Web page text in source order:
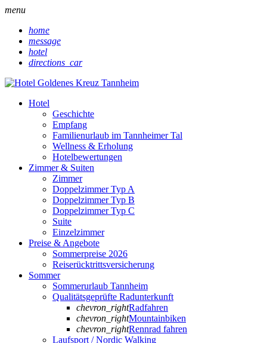
menu
home
message
hotel
directions_car
Hotel
Geschichte
Empfang
Familienurlaub im Tannheimer Tal
Wellness & Erholung
Hotelbewertungen
Zimmer & Suiten
Zimmer
Doppelzimmer Typ A
Doppelzimmer Typ B
Doppelzimmer Typ C
Suite
Einzelzimmer
Preise & Angebote
Sommerpreise 2026
Reiserücktrittsversicherung
Sommer
Sommerurlaub Tannheim
Qualitätsgeprüfte Radunterkunft
chevron_rightRadfahren
chevron_rightMountainbiken
chevron_rightRennrad fahren
Laufsport / Nordic Walking